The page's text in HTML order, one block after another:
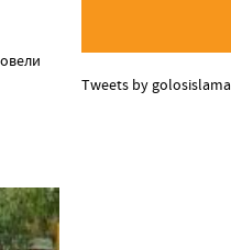
Tweets by golosislama